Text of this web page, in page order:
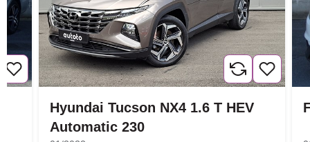
Hyundai Tucson NX4 1.6 T HEV
Automatic 230